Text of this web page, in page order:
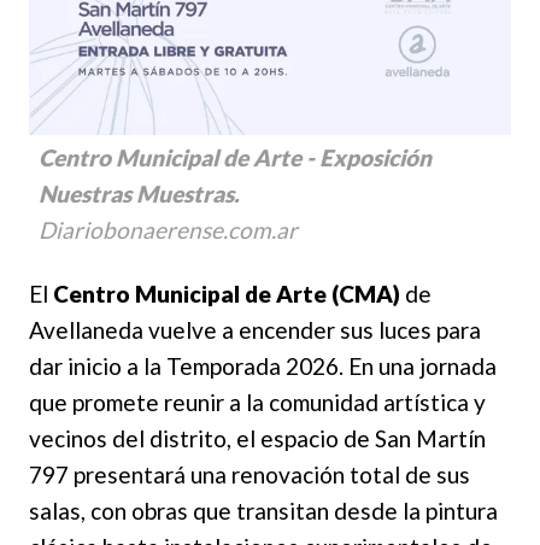
Centro Municipal de Arte - Exposición
Nuestras Muestras.
Diariobonaerense.com.ar
El Centro Municipal de Arte (CMA) de
Avellaneda vuelve a encender sus luces para
dar inicio a la Temporada 2026. En una jornada
que promete reunir a la comunidad artística y
vecinos del distrito, el espacio de San Martín
797 presentará una renovación total de sus
salas, con obras que transitan desde la pintura